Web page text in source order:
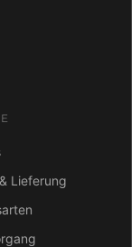
Lieferung